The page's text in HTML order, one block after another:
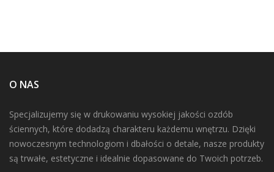
O NAS
Specjalizujemy się w drukowaniu wysokiej jakości ozdób
ściennych, które dodadzą charakteru każdemu wnętrzu. Dzięki
nowoczesnym technologiom i dbałości o detale, nasze produkty
są trwałe, estetyczne i idealnie dopasowane do Twoich potrzeb.